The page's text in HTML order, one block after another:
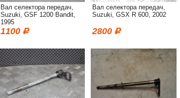
Вал селектора передач,
Suzuki, GSF 1200 Bandit,
1995
1100
Вал селектора передач,
Suzuki, GSX R 600, 2002
2800